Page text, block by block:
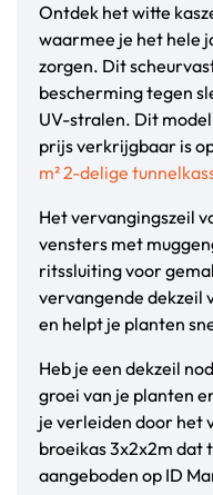
Ontdek het witte
waarmee je het hele
zorgen. Dit
bescherming tegen
UV-stralen. Dit
prijs verkrijgbaar is
m² 2-delige
Het vervangingszeil
vensters met
ritssluiting voor
vervangende dekzeil
en helpt je planten
Heb je een dekzeil
groei van je planten
je verleiden door het
broeikas 3x2x2m dat
aangeboden op ID